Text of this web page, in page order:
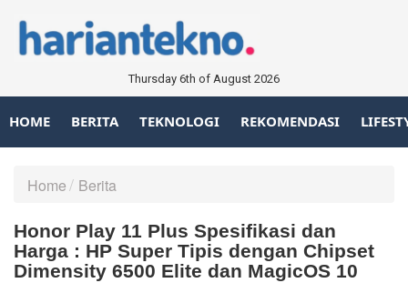
Thursday 6th of August 2026
HOME BERITA TEKNOLOGI REKOMENDASI
Home Berita
Honor Play 11 Plus Spesifikasi dan
Harga : HP Super Tipis dengan Chipset
Dimensity 6500 Elite dan MagicOS 10